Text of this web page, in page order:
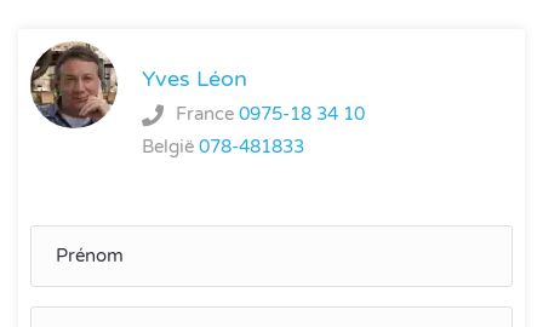
Yves Léon
France 0975-18 34 10
België 078-481833